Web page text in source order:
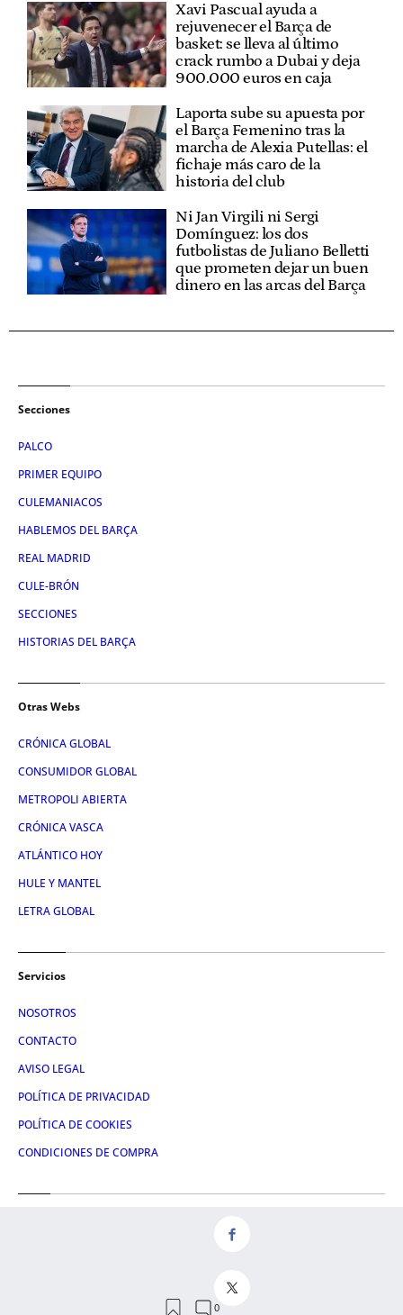
Xavi Pascual ayuda a
rejuvenecer el Barça de
basket: se lleva al último
crack rumbo a Dubai y deja
900.000 euros en caja
Laporta sube su apuesta por
el Barça Femenino tras la
marcha de Alexia Putellas: el
fichaje más caro de la
historia del club
Ni Jan Virgili ni Sergi
Domínguez: los dos
futbolistas de Juliano Belletti
que prometen dejar un buen
dinero en las arcas del Barça
Secciones
PALCO
PRIMER EQUIPO
CULEMANIACOS
HABLEMOS DEL BARÇA
REAL MADRID
CULE-BRÓN
SECCIONES
HISTORIAS DEL BARÇA
Otras Webs
CRÓNICA GLOBAL
CONSUMIDOR GLOBAL
METROPOLI ABIERTA
CRÓNICA VASCA
ATLÁNTICO HOY
HULE Y MANTEL
LETRA GLOBAL
Servicios
NOSOTROS
CONTACTO
AVISO LEGAL
POLÍTICA DE PRIVACIDAD
POLÍTICA DE COOKIES
CONDICIONES DE COMPRA